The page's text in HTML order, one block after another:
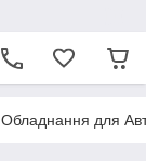
Обладнання для